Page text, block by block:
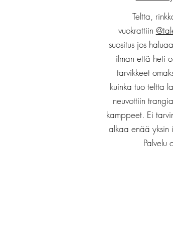
Teltta,
vuokrattiin
suositus jos
ilman että heti
tarvikkeet
kuinka tuo teltta
neuvottiin
kamppeet. Ei
alkaa enää yksin